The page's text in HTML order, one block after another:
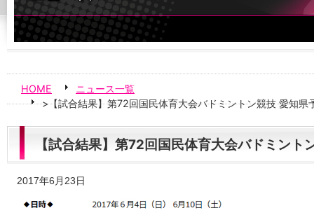
HOME
ニュース一覧
>【試合結果】第72回国民体育大会バドミントン競技 愛知県
【試合結果】第72回国民体育大会バドミント
2017年6月23日